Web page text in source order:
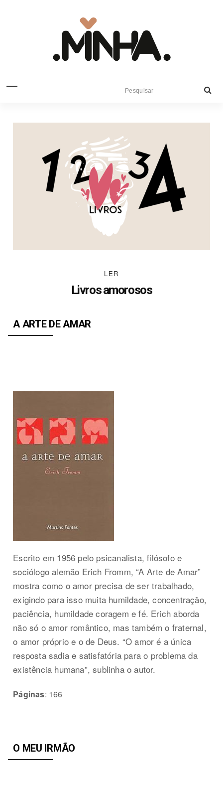
LER
Livros amorosos
A ARTE DE AMAR
Escrito em 1956 pelo psicanalista, filósofo e
sociólogo alemão Erich Fromm, “A Arte de Amar”
mostra como o amor precisa de ser trabalhado,
exigindo para isso muita humildade, concentração,
paciência, humildade coragem e fé. Erich aborda
não só o amor romântico, mas também o fraternal,
o amor próprio e o de Deus. “O amor é a única
resposta sadia e satisfatória para o problema da
existência humana”, sublinha o autor.
Páginas: 166
O MEU IRMÃO